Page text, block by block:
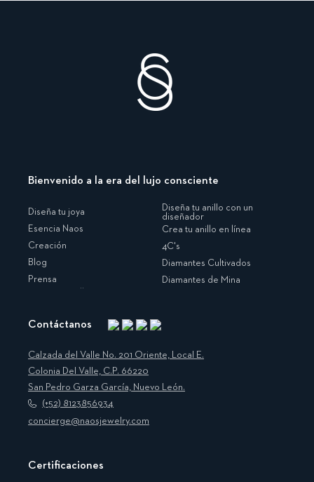
Bienvenido a la era del lujo consciente
Diseña tu joya
Esencia Naos
Creación
Blog
Prensa
Diseña tu anillo con un
diseñador
Crea tu anillo en línea
4C's
Diamantes Cultivados
Diamantes de Mina
Contáctanos
Instagram
Facebook
Translation
missing:
es.general.social.links.linkedin
Pinterest
Calzada del Valle No. 201 Oriente, Local E.
Colonia Del Valle, C.P. 66220
San Pedro Garza García, Nuevo León.
(+52) 8123856934
concierge@naosjewelry.com
Certificaciones